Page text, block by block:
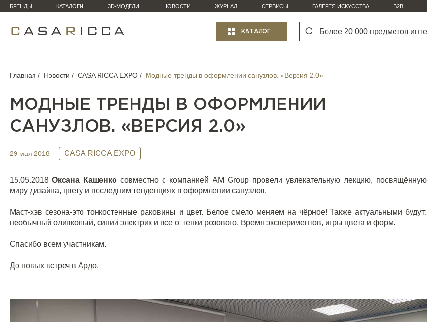
БРЕНДЫ КАТАЛОГИ 3D-МОДЕЛИ НОВОСТИ ЖУРНАЛ СЕРВИСЫ ГАЛЕРЕЯ ИСКУССТВА B2B
КАТАЛОГ
Главная Новости CASA RICCA EXPO Модные тренды в оформлении санузлов. «Версия 2.0»
МОДНЫЕ ТРЕНДЫ В ОФОРМЛЕНИИ
САНУЗЛОВ. «ВЕРСИЯ 2.0»
29 мая 2018 CASA RICCA EXPO
15.05.2018Оксана Кашенкосовместно c компанией AM Group провели увлекательную лекцию, посвящённую
миру дизайна, цвету и последним тенденциях в оформлении санузлов.
Маст-хэв сезона-это тонкостенные раковины и цвет. Белое смело меняем на чёрное! Также актуальными будут:
необычный оливковый, синий электрик и все оттенки розового. Время экспериментов, игры цвета и форм.
Спасибо всем участникам.
До новых встреч в Ардо.